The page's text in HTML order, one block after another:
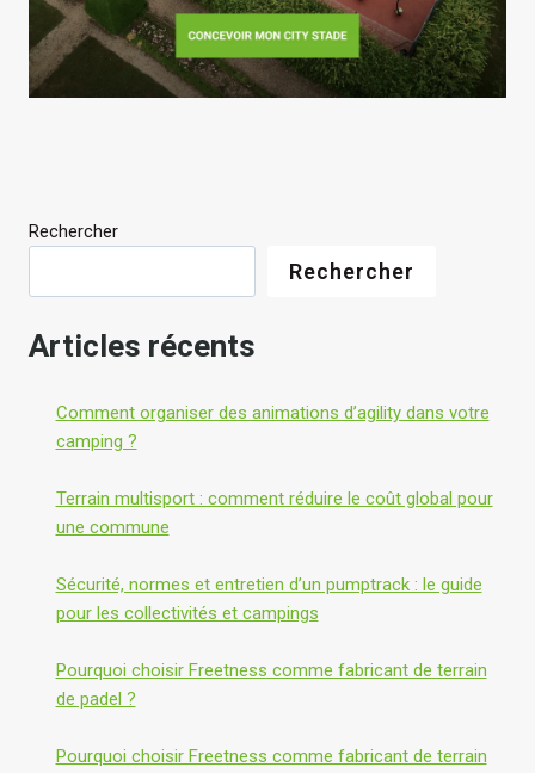
Rechercher
Rechercher
Articles récents
Comment organiser des animations d’agility dans votre
camping ?
Terrain multisport : comment réduire le coût global pour
une commune
Sécurité, normes et entretien d’un pumptrack : le guide
pour les collectivités et campings
Pourquoi choisir Freetness comme fabricant de terrain
de padel ?
Pourquoi choisir Freetness comme fabricant de terrain